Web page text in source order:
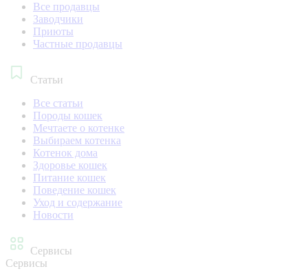
Все продавцы
Заводчики
Приюты
Частные продавцы
Статьи
Все статьи
Породы кошек
Мечтаете о котенке
Выбираем котенка
Котенок дома
Здоровье кошек
Питание кошек
Поведение кошек
Уход и содержание
Новости
Сервисы
Сервисы